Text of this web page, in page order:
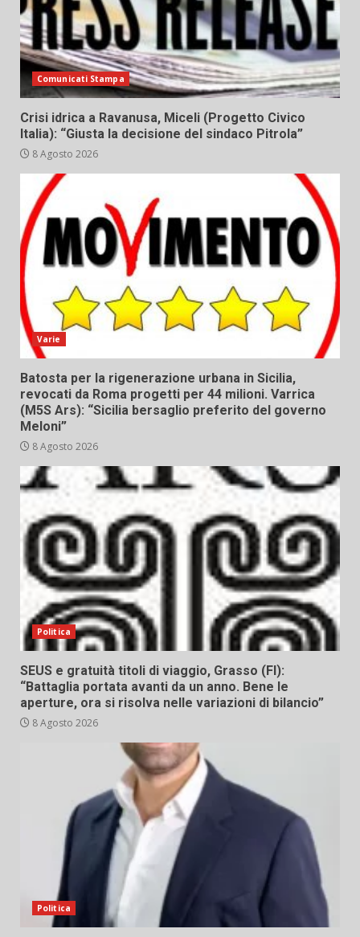
Comunicati Stampa
Crisi idrica a Ravanusa, Miceli (Progetto Civico
Italia): “Giusta la decisione del sindaco Pitrola”
8 Agosto 2026
Varie
Batosta per la rigenerazione urbana in Sicilia,
revocati da Roma progetti per 44 milioni. Varrica
(M5S Ars): “Sicilia bersaglio preferito del governo
Meloni”
8 Agosto 2026
Politica
SEUS e gratuità titoli di viaggio, Grasso (FI):
“Battaglia portata avanti da un anno. Bene le
aperture, ora si risolva nelle variazioni di bilancio”
8 Agosto 2026
Politica